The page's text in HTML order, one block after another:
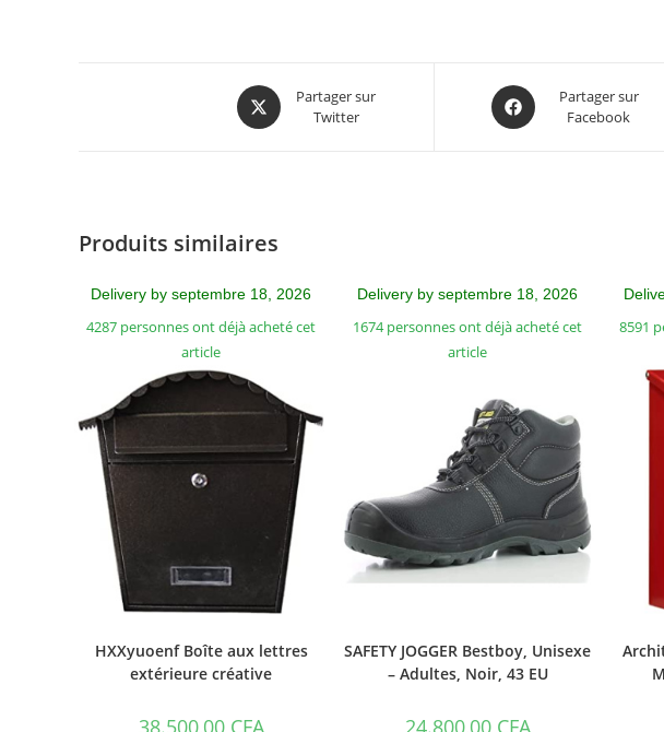
Partager sur
Twitter
Partager sur
Facebook
Produits similaires
Delivery by septembre 18, 2026
4287 personnes ont déjà acheté cet
article
HXXyuoenf Boîte aux lettres
extérieure créative
Delivery by septembre 18, 2026
1674 personnes ont déjà acheté cet
article
SAFETY JOGGER Bestboy, Unisexe
– Adultes, Noir, 43 EU
8591